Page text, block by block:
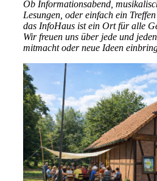
Ob Informationsabend,
Lesungen, oder einfach ein
das InfoHaus ist ein Ort für alle
Wir freuen uns über jede und
mitmacht oder neue Ideen